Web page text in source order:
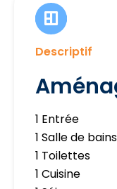
Descriptif
1 Entrée
1 Salle de bains
1 Toilettes
1 Cuisine